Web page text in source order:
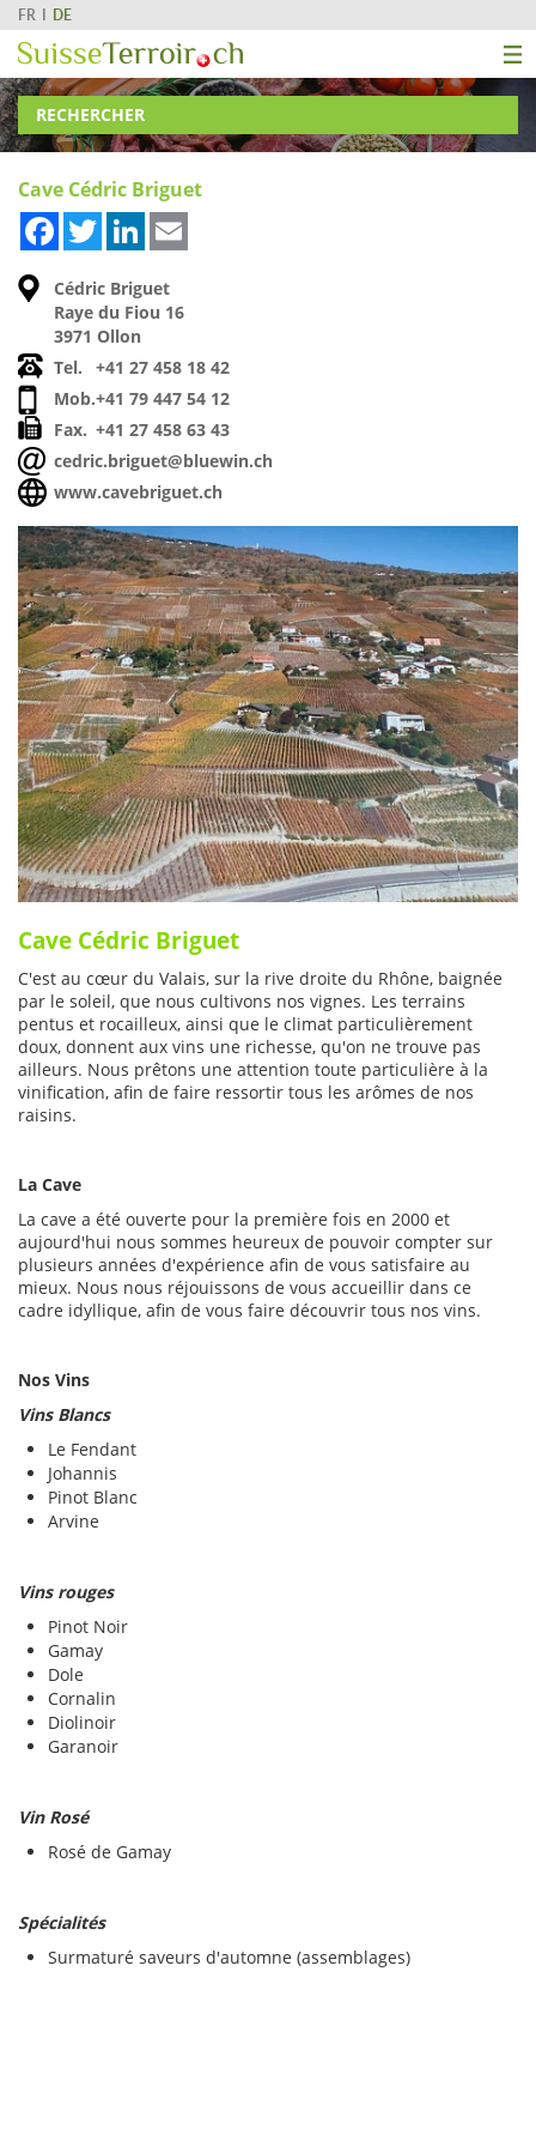
FR DE
RECHERCHER
Cave Cédric Briguet
FacebookTwitterLinkedIn
Cédric Briguet
Raye du Fiou 16
3971 Ollon
Tel.
+41 27 458 18 42
Mob.+41 79 447 54 12
Fax. +41 27 458 63 43
cedric.briguet@bluewin.ch
www.cavebriguet.ch
Cave Cédric Briguet
C'est au cœur du Valais, sur la rive droite du Rhône, baignée
par le soleil, que nous cultivons nos vignes. Les terrains
pentus et rocailleux, ainsi que le climat particulièrement
doux, donnent aux vins une richesse, qu'on ne trouve pas
ailleurs. Nous prêtons une attention toute particulière à la
vinification, afin de faire ressortir tous les arômes de nos
raisins.
La Cave
La cave a été ouverte pour la première fois en 2000 et
aujourd'hui nous sommes heureux de pouvoir compter sur
plusieurs années d'expérience afin de vous satisfaire au
mieux. Nous nous réjouissons de vous accueillir dans ce
cadre idyllique, afin de vous faire découvrir tous nos vins.
Nos Vins
Vins Blancs
Le Fendant
Johannis
Pinot Blanc
Arvine
Vins rouges
Pinot Noir
Gamay
Dole
Cornalin
Diolinoir
Garanoir
Vin Rosé
Rosé de Gamay
Spécialités
Surmaturé saveurs d'automne (assemblages)